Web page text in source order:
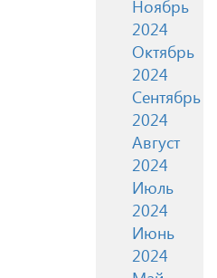
Ноябрь
2024
Октябрь
2024
Сентябрь
2024
Август
2024
Июль
2024
Июнь
2024